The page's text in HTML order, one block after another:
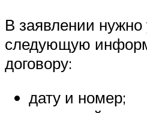
В заявлении нужно
следующую
договору:
дату и номер;